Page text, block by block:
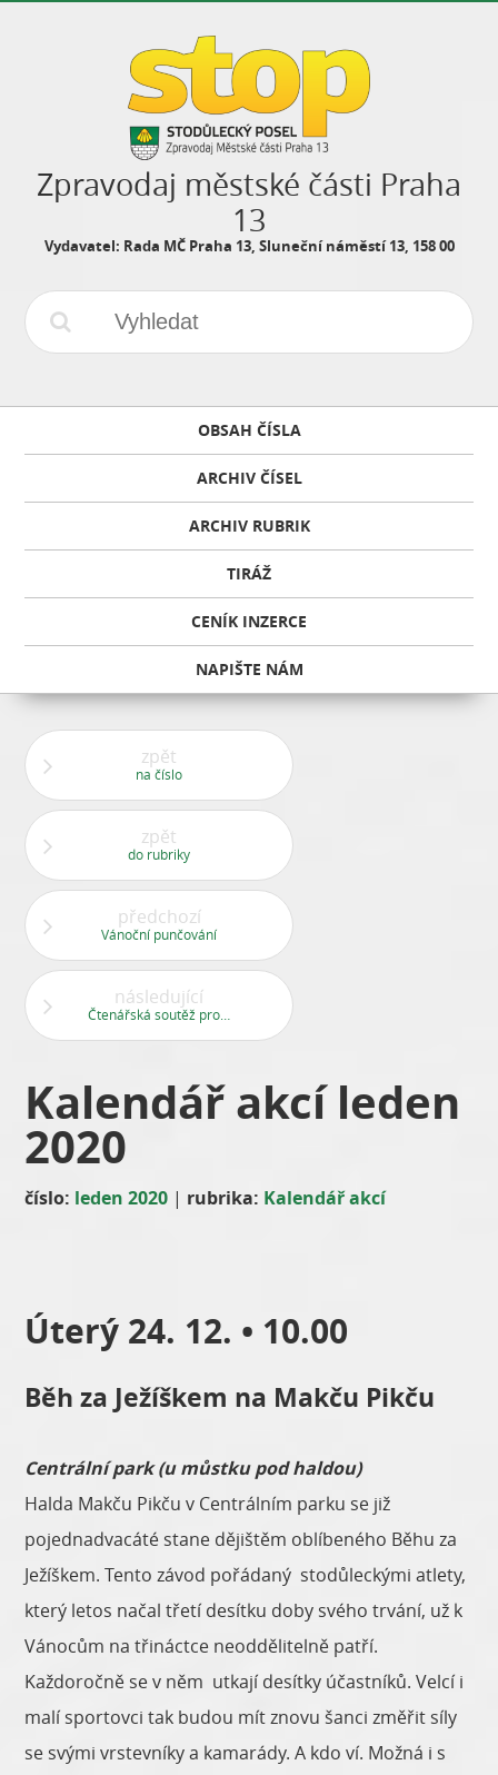
Zpravodaj městské části Praha
13
Vydavatel: Rada MČ Praha 13, Sluneční náměstí 13, 158 00
OBSAH ČÍSLA
ARCHIV ČÍSEL
ARCHIV RUBRIK
TIRÁŽ
CENÍK INZERCE
NAPIŠTE NÁM
zpět
na číslo
zpět
do rubriky
předchozí
Vánoční punčování
následující
Kalendář akcí leden
2020
číslo: leden 2020 | rubrika: Kalendář akcí
Úterý 24. 12. • 10.00
Běh za Ježíškem na Makču Pikču
Centrální park (u můstku pod haldou)
Halda Makču Pikču v Centrálním parku se již
pojednadvacáté stane dějištěm oblíbeného Běhu za
Ježíškem. Tento závod pořádaný stodůleckými atlety,
který letos načal třetí desítku doby svého trvání, už k
Vánocům na třináctce neoddělitelně patří.
Každoročně se v něm utkají desítky účastníků. Velcí i
malí sportovci tak budou mít znovu šanci změřit síly
se svými vrstevníky a kamarády. A kdo ví. Možná i s